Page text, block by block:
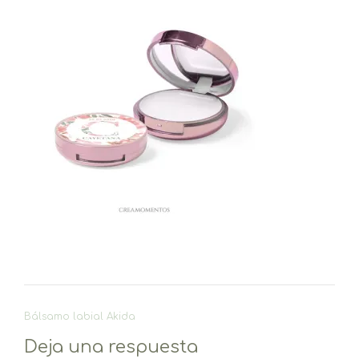
Navegación
entradas
Bálsamo labial Akida
Deja una respuesta